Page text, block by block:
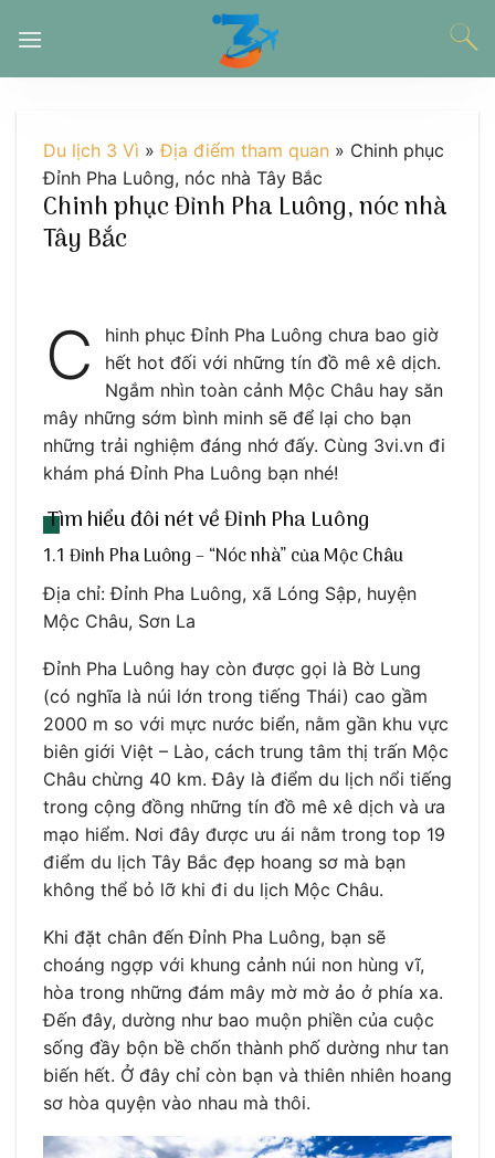
đến
Du lịch 3 Vì »Địa điểm tham quan » Chinh phục
Đỉnh Pha Luông, nóc nhà Tây Bắc
Chinh phục Đỉnh Pha Luông, nóc nhà
Tây Bắc
C
hinh phục Đỉnh Pha Luông chưa bao giờ
hết hot đối với những tín đồ mê xê dịch.
Ngắm nhìn toàn cảnh Mộc Châu hay săn
mây những sớm bình minh sẽ để lại cho bạn
những trải nghiệm đáng nhớ đấy. Cùng 3vi.vn đi
khám phá Đỉnh Pha Luông bạn nhé!
Tìm hiểu đôi nét về Đỉnh Pha Luông
1.1 Đỉnh Pha Luông – “Nóc nhà” của Mộc Châu
Địa chỉ: Đỉnh Pha Luông, xã Lóng Sập, huyện
Mộc Châu, Sơn La
Đỉnh Pha Luông hay còn được gọi là Bờ Lung
(có nghĩa là núi lớn trong tiếng Thái) cao gầm
2000 m so với mực nước biển, nằm gần khu vực
biên giới Việt – Lào, cách trung tâm thị trấn Mộc
Châu chừng 40 km. Đây là điểm du lịch nổi tiếng
trong cộng đồng những tín đồ mê xê dịch và ưa
mạo hiểm. Nơi đây được ưu ái nằm trong top 19
điểm du lịch Tây Bắc đẹp hoang sơ mà bạn
không thể bỏ lỡ khi đi du lịch Mộc Châu.
Khi đặt chân đến Đỉnh Pha Luông, bạn sẽ
choáng ngợp với khung cảnh núi non hùng vĩ,
hòa trong những đám mây mờ mờ ảo ở phía xa.
Đến đây, dường như bao muộn phiền của cuộc
sống đầy bộn bề chốn thành phố dường như tan
biến hết. Ở đây chỉ còn bạn và thiên nhiên hoang
sơ hòa quyện vào nhau mà thôi.